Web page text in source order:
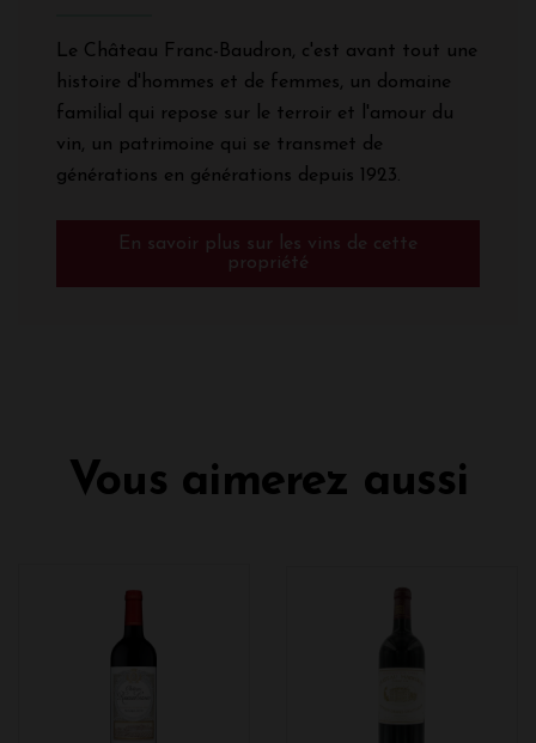
Le Château Franc-Baudron, c'est avant tout une
histoire d'hommes et de femmes, un domaine
familial qui repose sur le terroir et l'amour du
vin, un patrimoine qui se transmet de
générations en générations depuis 1923.
En savoir plus sur les vins de cette
propriété
Vous aimerez aussi